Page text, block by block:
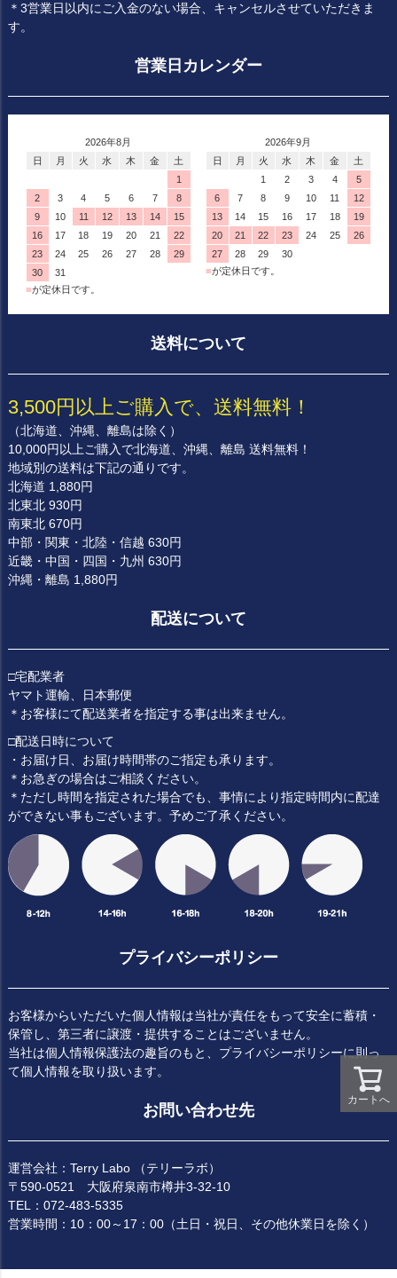
カートへ
＊3営業日以内にご入金のない場合、キャンセルさせていただきま
す。
営業日カレンダー
2026年8月
日
月 火 水 木 金
土
1
2
3 4 5 6 7
8
9
10 11 12 13 14
15
16
17 18 19 20 21
22
23
24 25 26 27 28
29
30
31
■が定休日です。
2026年9月
日
月 火 水 木 金
土
1
2 3 4
5
6
7 8 9 10 11
12
13
14 15 16 17 18
19
20
21 22 23 24 25
26
27
28 29
30
■が定休日です。
送料について
3,500円以上ご購入で、送料無料！
（北海道、沖縄、離島は除く）
10,000円以上ご購入で北海道、沖縄、離島 送料無料！
地域別の送料は下記の通りです。
北海道 1,880円
北東北 930円
南東北 670円
中部・関東・北陸・信越 630円
近畿・中国・四国・九州 630円
沖縄・離島 1,880円
配送について
□宅配業者
ヤマト運輸、日本郵便
＊お客様にて配送業者を指定する事は出来ません。
□配送日時について
・お届け日、お届け時間帯のご指定も承ります。
＊お急ぎの場合はご相談ください。
＊ただし時間を指定された場合でも、事情により指定時間内に配達
ができない事もございます。予めご了承ください。
プライバシーポリシー
お客様からいただいた個人情報は当社が責任をもって安全に蓄積・
保管し、第三者に譲渡・提供することはございません。
当社は個人情報保護法の趣旨のもと、プライバシーポリシーに則っ
て個人情報を取り扱います。
お問い合わせ先
運営会社：Terry Labo （テリーラボ）
〒590-0521 大阪府泉南市樽井3-32-10
TEL：072-483-5335
営業時間：10：00～17：00（土日・祝日、その他休業日を除く）